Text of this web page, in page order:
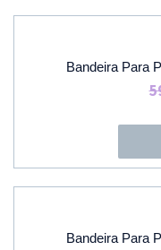
Bandeira Para
Bandeira Para